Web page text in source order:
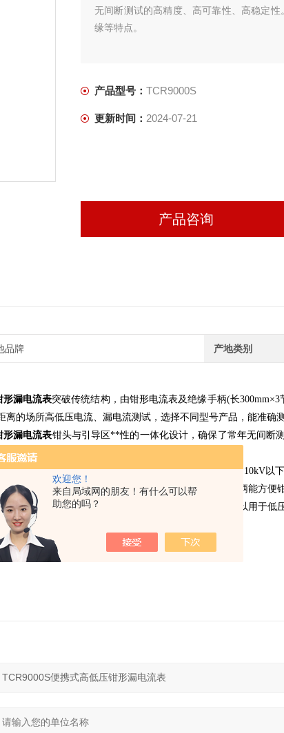
欢迎您！
来自局域网的朋友！有什么可以帮
助您的吗？
无间断测试的高精度、高可靠性、高稳定
缘等特点。
产品型号： TCR9000S
更新时间： 2024-07-21
产品咨询
品牌 产地类别
形漏电流表突破传统结构，由钳形电流表及绝缘手柄(长
离的场所高低压电流、漏电流测试，选择不同型号产品，能准确
形漏电流表钳头与引导区**性的一体化设计，确保了常年无间断
绝缘等特点。
可用于1kV以下裸导线或汇流母线电流测量，也可以用于10kV以
数据存储等功能，其钳形电流表通过按压或退拔绝缘手柄能方便
﹑电工维修部门进行电流检测和野外电工作业等。也可以用于低
器的变比。